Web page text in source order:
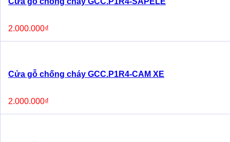
2.000.000₫
Cửa gỗ chống cháy GCC.P1R4-CAM XE
2.000.000₫